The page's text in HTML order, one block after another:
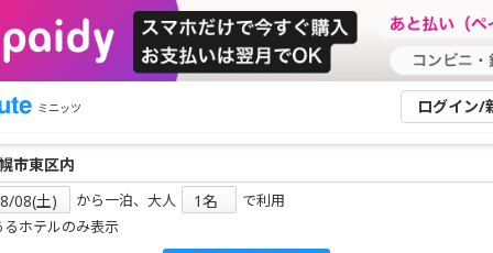
ミニッツ ログイン/
から一泊、大人
で利用
るホテルのみ表示